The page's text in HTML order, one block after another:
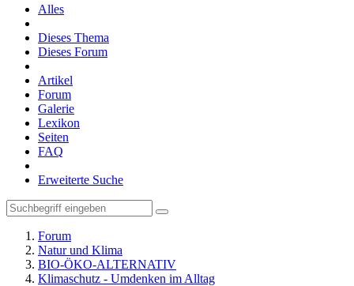
Alles
Dieses Thema
Dieses Forum
Artikel
Forum
Galerie
Lexikon
Seiten
FAQ
Erweiterte Suche
Forum
Natur und Klima
BIO-ÖKO-ALTERNATIV
Klimaschutz - Umdenken im Alltag